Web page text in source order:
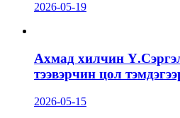
2026-05-19
Ахмад хилчин
тээвэрчин цол
2026-05-15